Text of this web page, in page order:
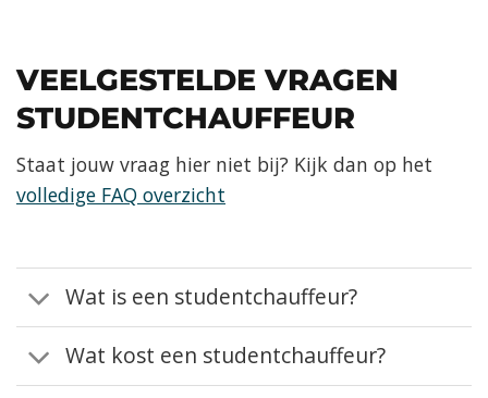
VEELGESTELDE VRAGEN
STUDENTCHAUFFEUR
Staat jouw vraag hier niet bij? Kijk dan op het
volledige FAQ overzicht
Wat is een studentchauffeur?
Wat kost een studentchauffeur?